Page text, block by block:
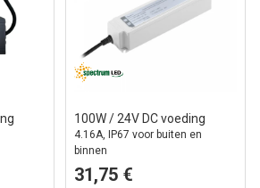
100W / 24V DC voeding
4.16A, IP67 voor buiten en
binnen
31,75 €